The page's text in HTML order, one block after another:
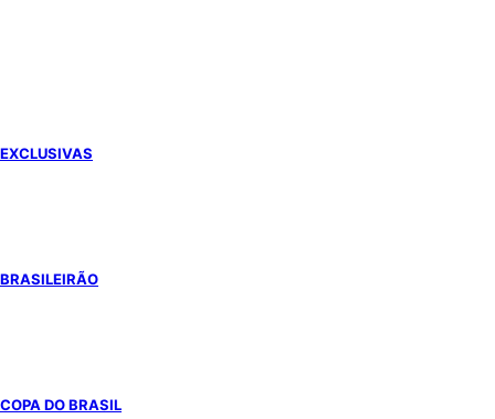
EXCLUSIVAS
BRASILEIRÃO
COPA DO BRASIL